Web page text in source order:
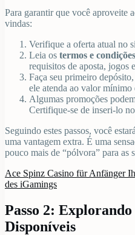
Para garantir que você aproveite
vindas:
Verifique a oferta atual no
Leia os termos e condições
requisitos de aposta, jogos
Faça seu primeiro
ele atenda ao valor
Algumas promoções
Certifique-se de inseri-lo
Seguindo estes passos, você
uma vantagem extra. É uma
pouco mais de “pólvora” para as
Ace Spinz Casino für Anfänger
des iGamings
Passo 2:
Disponíveis